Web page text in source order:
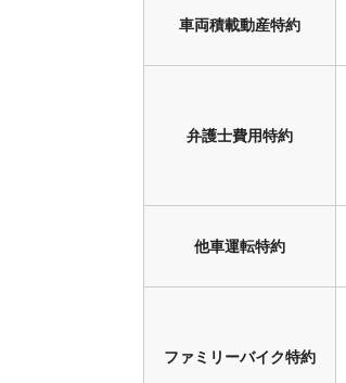
車両積載動産特約
弁護士費用特約
他車運転特約
ファミリーバイク特約